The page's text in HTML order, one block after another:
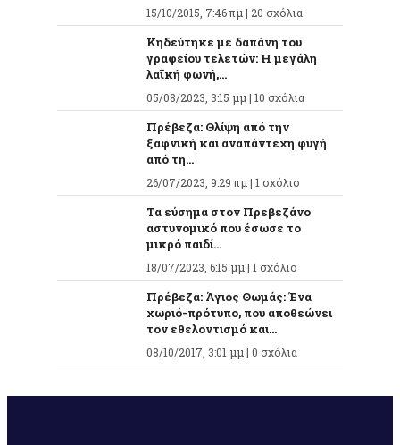
15/10/2015, 7:46 πμ | 20 σχόλια
Κηδεύτηκε με δαπάνη του
γραφείου τελετών: Η μεγάλη
λαϊκή φωνή,...
05/08/2023, 3:15 μμ | 10 σχόλια
Πρέβεζα: Θλίψη από την
ξαφνική και αναπάντεχη φυγή
από τη...
26/07/2023, 9:29 πμ | 1 σχόλιο
Τα εύσημα στον Πρεβεζάνο
αστυνομικό που έσωσε το
μικρό παιδί...
18/07/2023, 6:15 μμ | 1 σχόλιο
Πρέβεζα: Άγιος Θωμάς: Ένα
χωριό-πρότυπο, που αποθεώνει
τον εθελοντισμό και...
08/10/2017, 3:01 μμ | 0 σχόλια